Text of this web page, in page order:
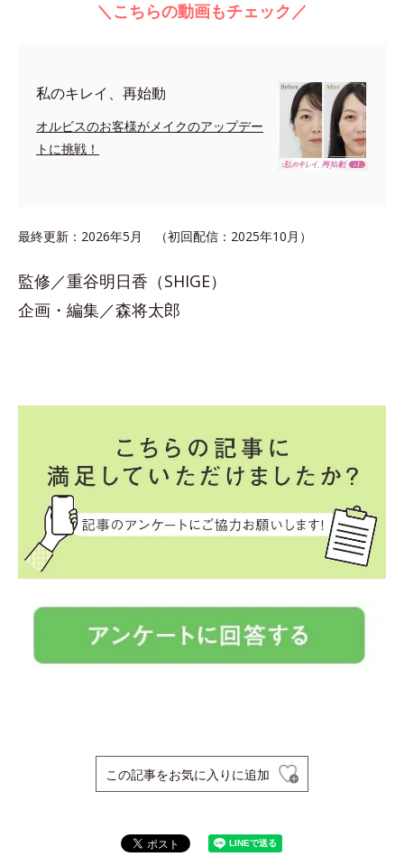
＼こちらの動画もチェック／
私のキレイ、再始動
オルビスのお客様がメイクのアップデー
トに挑戦！
最終更新：2026年5月 （初回配信：2025年10月）
監修／重谷明日香（SHIGE）
企画・編集／森将太郎
この記事をお気に入りに追加